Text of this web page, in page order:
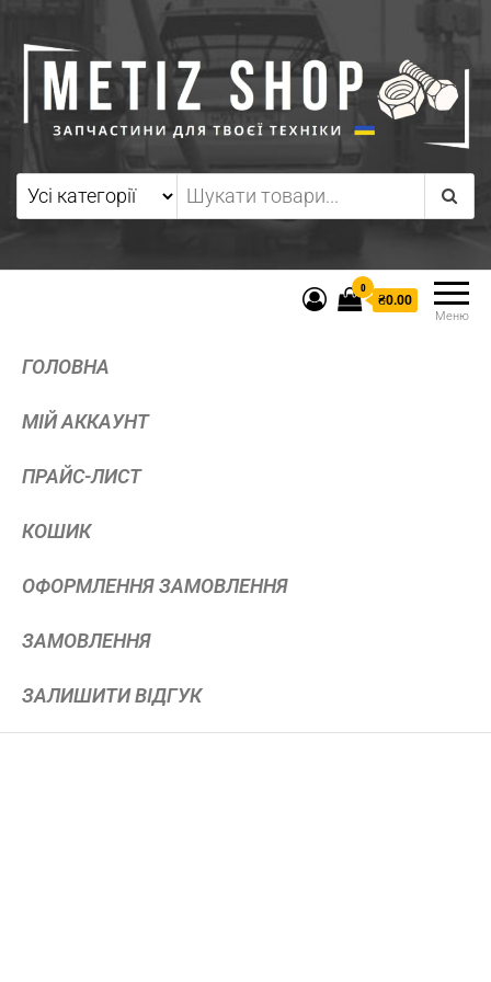
Меню
0
₴0.00
ГОЛОВНА
МІЙ АККАУНТ
ПРАЙС-ЛИСТ
КОШИК
ОФОРМЛЕННЯ ЗАМОВЛЕННЯ
ЗАМОВЛЕННЯ
ЗАЛИШИТИ ВІДГУК